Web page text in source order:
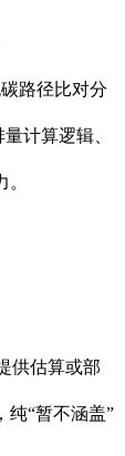
路径比对分
计算逻辑、
供估算或部
纯“暂不涵盖”